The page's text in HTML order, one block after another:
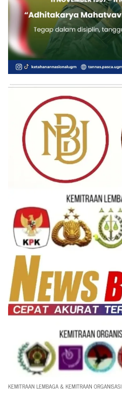
KEMITRAAN LEMBAGA & KEMITRAAN ORGANISASI